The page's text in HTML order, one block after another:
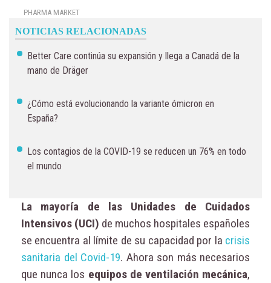
PHARMA MARKET
NOTICIAS RELACIONADAS
Better Care continúa su expansión y llega a Canadá de la
mano de Dräger
¿Cómo está evolucionando la variante ómicron en
España?
Los contagios de la COVID-19 se reducen un 76% en todo
el mundo
La mayoría de las Unidades de Cuidados
Intensivos (UCI) de muchos hospitales españoles
se encuentra al límite de su capacidad por la crisis
sanitaria del Covid-19. Ahora son más necesarios
que nunca los equipos de ventilación mecánica,